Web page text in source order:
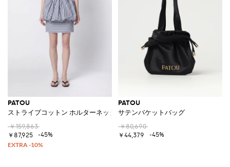
PATOU
ストライプコットン ホルターネック シースミニドレス
￥159,863
￥87,925
-45%
PATOU
サテンバケットバッグ
￥80,690
￥44,379
-45%